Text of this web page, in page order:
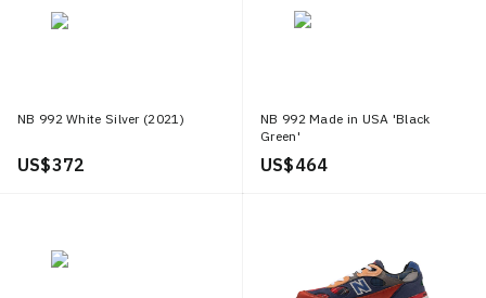
NB 992 White Silver (2021)
US$ 372
NB 992 Made in USA 'Black
Green'
US$ 464